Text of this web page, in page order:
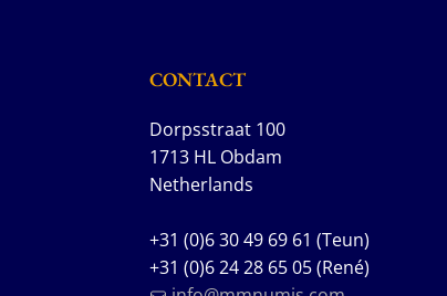
CONTACT
Dorpsstraat 100
1713 HL Obdam
Netherlands
+31 (0)6 30 49 69 61 (Teun)
+31 (0)6 24 28 65 05 (René)